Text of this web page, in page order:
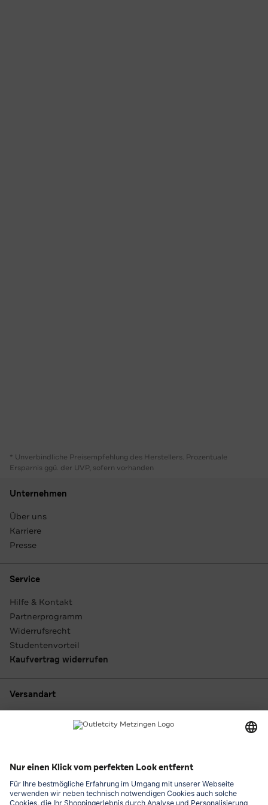
* Unverbindliche Preisempfehlung des Herstellers. Prozentuale
Ersparnis ggü. der UVP, sofern vorhanden
Unternehmen
Über uns
Karriere
Presse
Service
Hilfe & Kontakt
Partnerprogramm
Widerrufsrecht
Studentenvorteil
Kaufvertrag widerrufen
Versandart